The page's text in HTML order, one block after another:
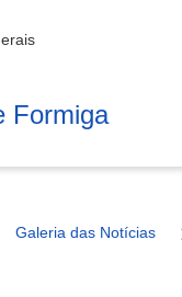
Formiga
Galeria das Notícias